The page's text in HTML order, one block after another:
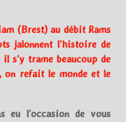
(Brest) au débit Rams
jalonnent l’histoire de
s’y trame beaucoup de
on refait le monde et le
eu l’occasion de vous